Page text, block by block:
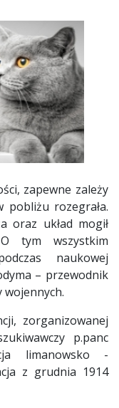
zapewne zależy
rozegrała.
oraz układ mogił
tym wszystkim
naukowej
– przewodnik
wojennych.
zorganizowanej
p.panc
limanowsko -
z grudnia 1914